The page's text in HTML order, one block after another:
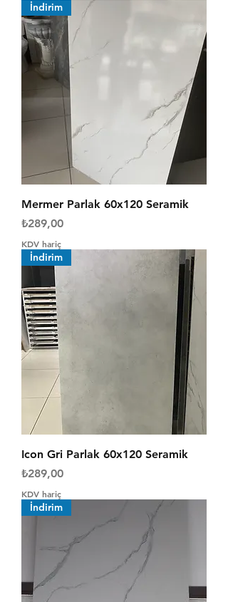
İndirim
Mermer Parlak 60x120 Seramik
Fiyat
₺289,00
KDV hariç
İndirim
Icon Gri Parlak 60x120 Seramik
Fiyat
₺289,00
KDV hariç
İndirim